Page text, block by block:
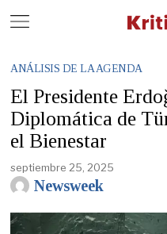
ANÁLISIS DE LA AGENDA
El Presidente
Diplomática de
el Bienestar
septiembre 25, 2025
Newsweek